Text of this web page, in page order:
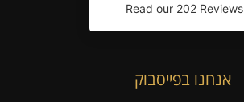
Read our 202 Reviews
אנחנו בפייסבוק